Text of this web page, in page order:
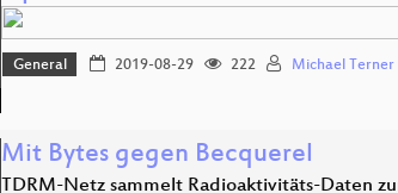
General 2019-08-29 222 Michael Terner
Mit Bytes gegen Becquerel
TDRM-Netz sammelt Radioaktivitäts-Daten